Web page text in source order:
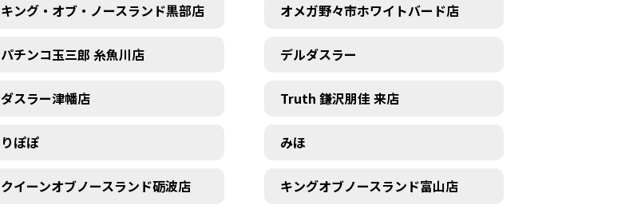
キング・オブ・ノースランド黒部店 オメガ野々市ホワイトバード店
パチンコ玉三郎 糸魚川店 デルダスラー
ダスラー津幡店 Truth 鎌沢朋佳 来店
りぽぽ みほ
クイーンオブノースランド砺波店 キングオブノースランド富山店